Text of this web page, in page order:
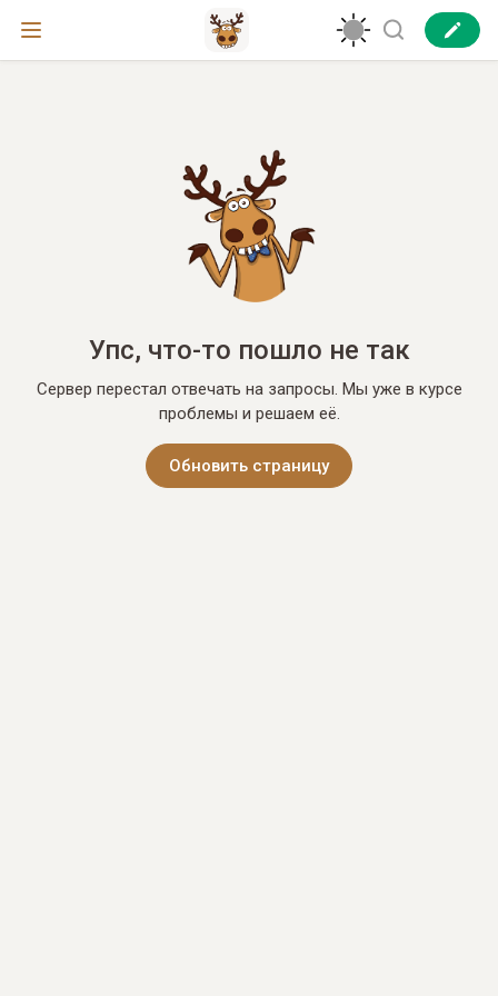
Упс, что-то пошло не так
Сервер перестал отвечать на запросы. Мы уже в курсе
проблемы и решаем её.
Обновить страницу